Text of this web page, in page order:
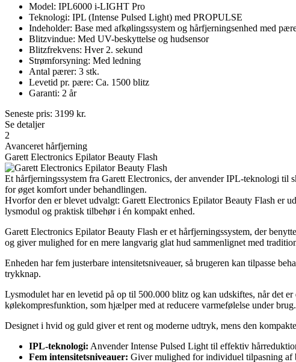
Model: IPL6000 i-LIGHT Pro
Teknologi: IPL (Intense Pulsed Light) med PROPULSE
Indeholder: Base med afkølingssystem og hårfjerningsenhed med
Blitzvindue: Med UV-beskyttelse og hudsensor
Blitzfrekvens: Hver 2. sekund
Strømforsyning: Med ledning
Antal pærer: 3 stk.
Levetid pr. pære: Ca. 1500 blitz
Garanti: 2 år
Seneste pris: 3199 kr.
Se detaljer
2
Avanceret hårfjerning
Garett Electronics Epilator Beauty Flash
Et hårfjerningssystem fra Garett Electronics, der anvender IPL-teknologi til
for øget komfort under behandlingen.
Hvorfor den er blevet udvalgt: Garett Electronics Epilator Beauty Flash er
lysmodul og praktisk tilbehør i én kompakt enhed.
Garett Electronics Epilator Beauty Flash er et hårfjerningssystem, der
og giver mulighed for en mere langvarig glat hud sammenlignet med
Enheden har fem justerbare intensitetsniveauer, så brugeren kan tilpasse
trykknap.
Lysmodulet har en levetid på op til 500.000 blitz og kan udskiftes, når det
kølekompresfunktion, som hjælper med at reducere varmefølelse under brug.
Designet i hvid og guld giver et rent og moderne udtryk, mens den
IPL-teknologi: Anvender Intense Pulsed Light til effektiv
Fem intensitetsniveauer: Giver mulighed for individuel tilpasning af